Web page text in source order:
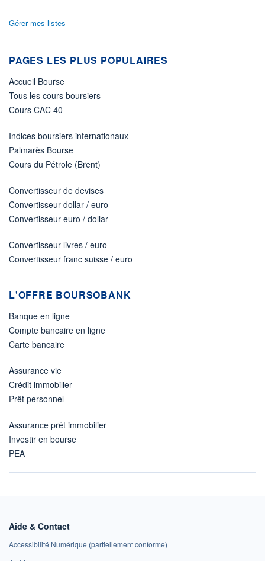
Non éligible
Boursobank
Gérer mes listes
PAGES LES PLUS POPULAIRES
Accueil Bourse
Tous les cours boursiers
Cours CAC 40
Indices boursiers internationaux
Palmarès Bourse
Cours du Pétrole (Brent)
Convertisseur de devises
Convertisseur dollar / euro
Convertisseur euro / dollar
Convertisseur livres / euro
Convertisseur franc suisse / euro
L'OFFRE BOURSOBANK
Banque en ligne
Compte bancaire en ligne
Carte bancaire
Assurance vie
Crédit immobilier
Prêt personnel
Assurance prêt immobilier
Investir en bourse
PEA
Aide & Contact
Accessibilité Numérique (partiellement conforme)